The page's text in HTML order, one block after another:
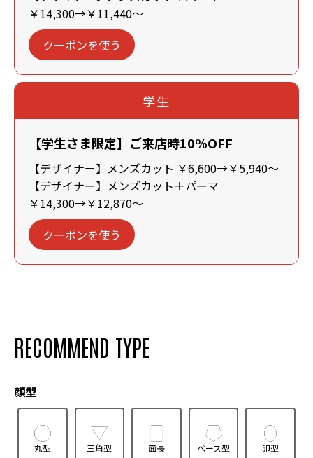
￥14,300→￥11,440～
クーポンを使う
学生
【学生さま限定】ご来店時10%OFF
【デザイナー】メンズカット ￥6,600→￥5,940～
【デザイナー】メンズカット＋パーマ
￥14,300→￥12,870～
クーポンを使う
RECOMMEND TYPE
顔型
丸型 三角型 面長 ベース型 卵型